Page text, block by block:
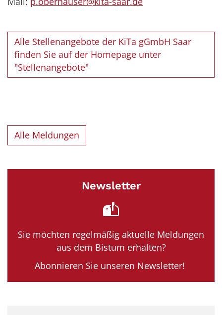
Alle Stellenangebote der KiTa gGmbH Saar
finden Sie auf der Homepage unter
"Stellenangebote"
Alle Meldungen
Newsletter
Sie möchten regelmäßig aktuelle Meldungen
aus dem Bistum erhalten?
Abonnieren Sie unseren Newsletter!